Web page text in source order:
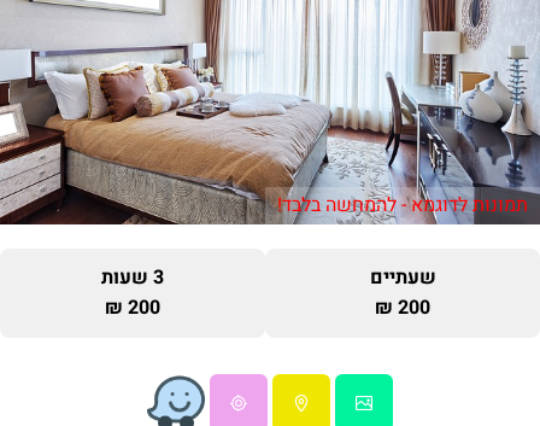
תמונות לדוגמא - להמחשה בלבד!
שעתיים
200 ₪
3 שעות
200 ₪